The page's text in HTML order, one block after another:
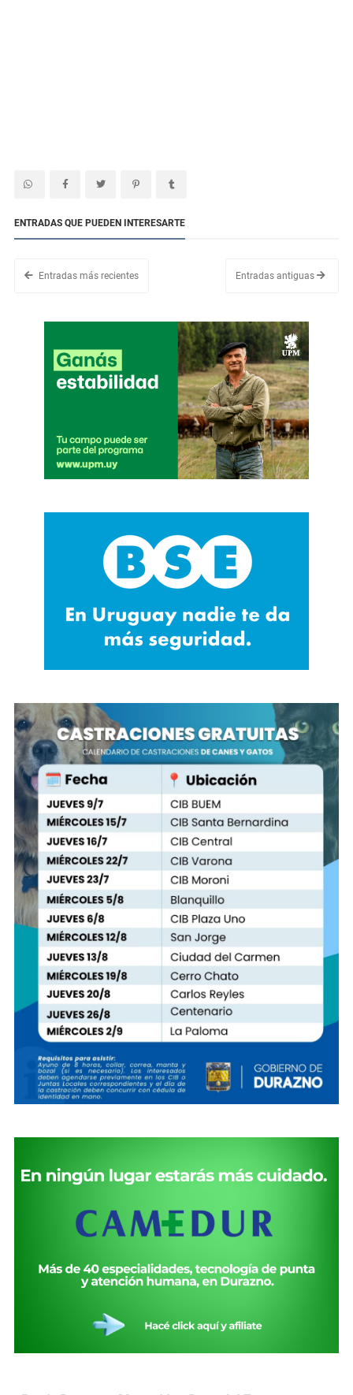
ENTRADAS QUE PUEDEN INTERESARTE
Entradas más recientes Entradas antiguas